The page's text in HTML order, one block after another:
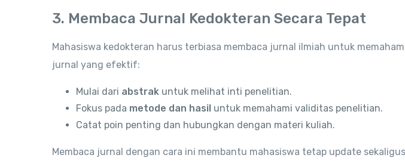
3. Membaca Jurnal Kedokteran Secara Tepat
Mahasiswa kedokteran harus terbiasa membaca jurnal ilmiah untuk
jurnal yang efektif:
Mulai dari abstrak untuk melihat inti penelitian.
Fokus pada metode dan hasil untuk memahami validitas penelitian.
Catat poin penting dan hubungkan dengan materi kuliah.
Membaca jurnal dengan cara ini membantu mahasiswa tetap update